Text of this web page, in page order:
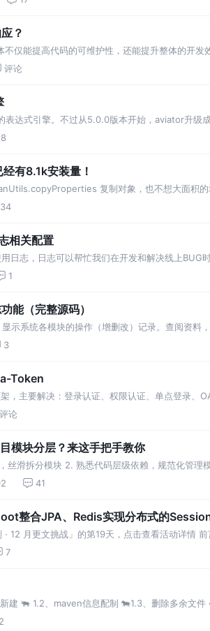
？
仅能提高代码的可维护性，还能提升整体的开发
求的工具就是okh
评论
达式引擎。不过从5.0.0版本开始，aviator升级
8
有8.1k安装量！
复制对象，也不想大面积的
34
相关配置
日志，日志可以帮忙我们在开发和解决线上BUG
置。
1
能（完整源码）
示系统各模块的操作（增删改）记录。查阅资料
，因为这个需求重业务，不重SQL。如果审计表
3
Token
，主要解决：登录认证、权限认证、单点登录、
评论
模块分层？来这手把手教你
丝滑拆分模块 2. 熟悉代码层级依赖，规范化管理
41
整合JPA、Redis实现分布式的
12 月更文挑战」的第19天，点击查看活动详情
还
7
建 🐃 1.2、maven信息配制 🐄1.3、删除多余文
2